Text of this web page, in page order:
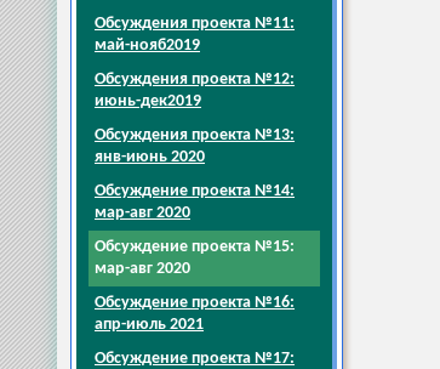
Обсуждения проекта №11:
май-нояб2019
Обсуждения проекта №12:
июнь-дек2019
Обсуждения проекта №13:
янв-июнь 2020
Обсуждение проекта №14:
мар-авг 2020
Обсуждение проекта №15:
мар-авг 2020
Обсуждение проекта №16:
апр-июль 2021
Обсуждение проекта №17: